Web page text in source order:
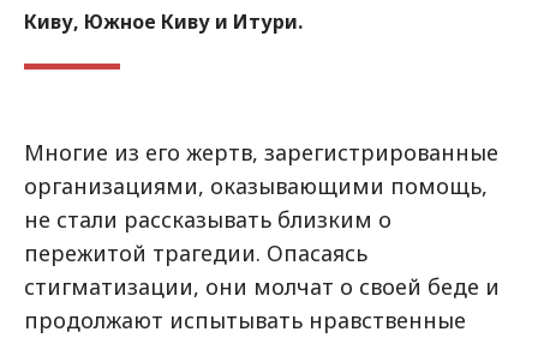
Киву, Южное Киву и Итури.
Многие из его жертв, зарегистрированные
организациями, оказывающими помощь,
не стали рассказывать близким о
пережитой трагедии. Опасаясь
стигматизации, они молчат о своей беде и
продолжают испытывать нравственные